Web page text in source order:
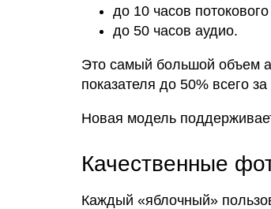
до 10 часов
до 50 часов аудио.
Это самый большой объем
показателя до 50% всего
Новая модель
Качественные
Каждый «яблочный»